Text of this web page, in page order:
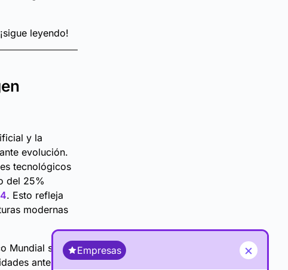
leyendo!
y la
evolución.
tecnológicos
del 25%
. Esto refleja
modernas
Mundial señala
antes de
Empresas ×